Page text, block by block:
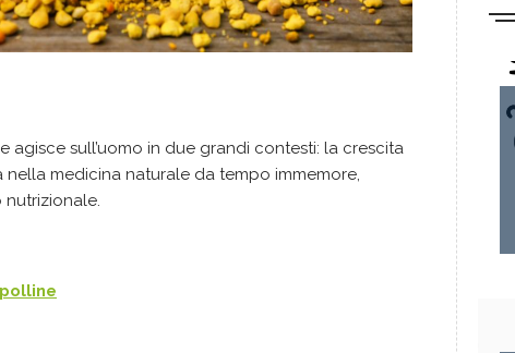
agisce sull’uomo in due grandi contesti: la crescita
nella medicina naturale da tempo immemore,